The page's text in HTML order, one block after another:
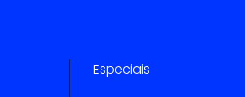
Especiais